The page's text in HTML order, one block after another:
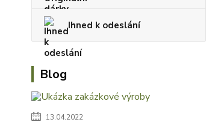
Ihned k odeslání
Blog
13.04.2022